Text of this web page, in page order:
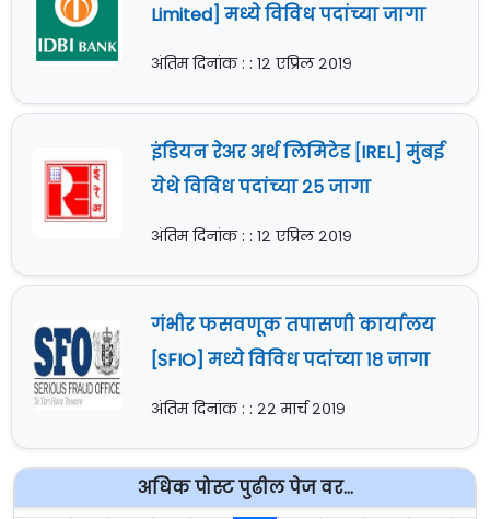
Limited] मध्ये विविध पदांच्या जागा
अंतिम दिनांक : : १२ एप्रिल २०१९
इंडियन रेअर अर्थ लिमिटेड [IREL] मुंबई
येथे विविध पदांच्या २५ जागा
अंतिम दिनांक : : १२ एप्रिल २०१९
गंभीर फसवणूक तपासणी कार्यालय
[SFIO] मध्ये विविध पदांच्या १८ जागा
अंतिम दिनांक : : २२ मार्च २०१९
अधिक पोस्ट पुढील पेज वर...